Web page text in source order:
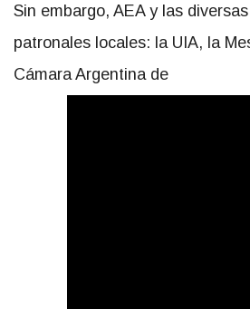
Sin embargo, AEA y las
patronales locales: la UIA, la
Cámara Argentina de